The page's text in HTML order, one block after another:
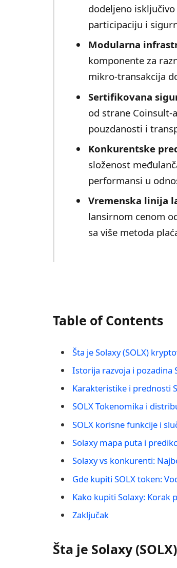
dodeljeno
participaciju i
Modularna
komponente za
mikro-transakcija
Sertifikovana
od strane Coinsult-
pouzdanosti i
Konkurentske
složenost
performansi u
Vremenska linija
lansirnom cenom
sa više metoda
Table of Contents
Šta je Solaxy (SOLX)
Istorija razvoja i pozadina
Karakteristike i prednosti
SOLX Tokenomika i
SOLX korisne funkcije i
Solaxy mapa puta i
Solaxy vs konkurenti:
Gde kupiti SOLX token:
Kako kupiti Solaxy: Korak
Zaključak
Šta je Solaxy